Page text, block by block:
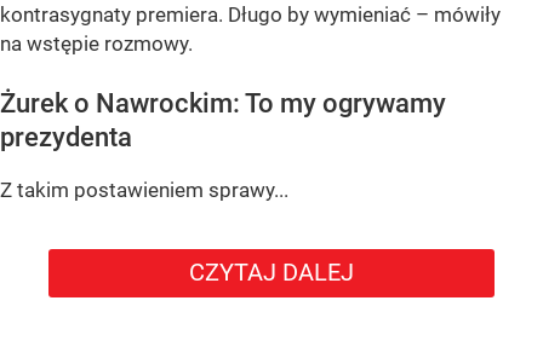
kontrasygnaty premiera. Długo by wymieniać – mówiły
na wstępie rozmowy.
Żurek o Nawrockim: To my ogrywamy
prezydenta
Z takim postawieniem sprawy...
CZYTAJ DALEJ